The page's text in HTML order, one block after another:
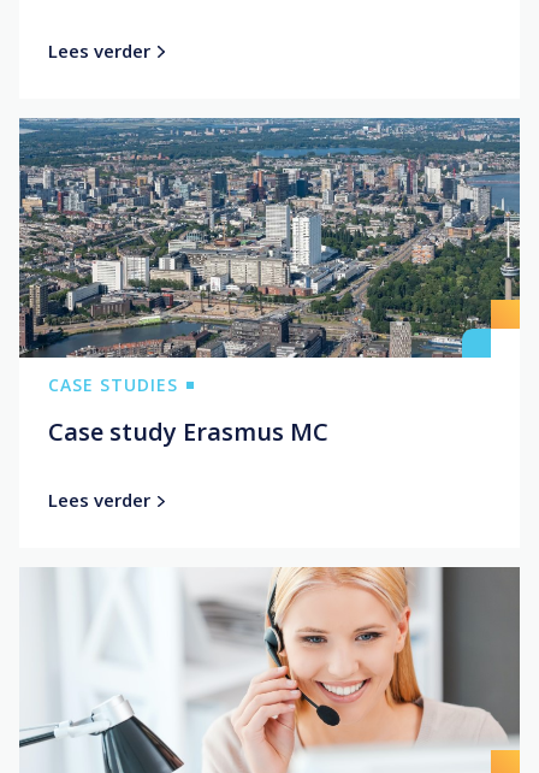
Lees verder
CASE STUDIES
Case study Erasmus MC
Lees verder